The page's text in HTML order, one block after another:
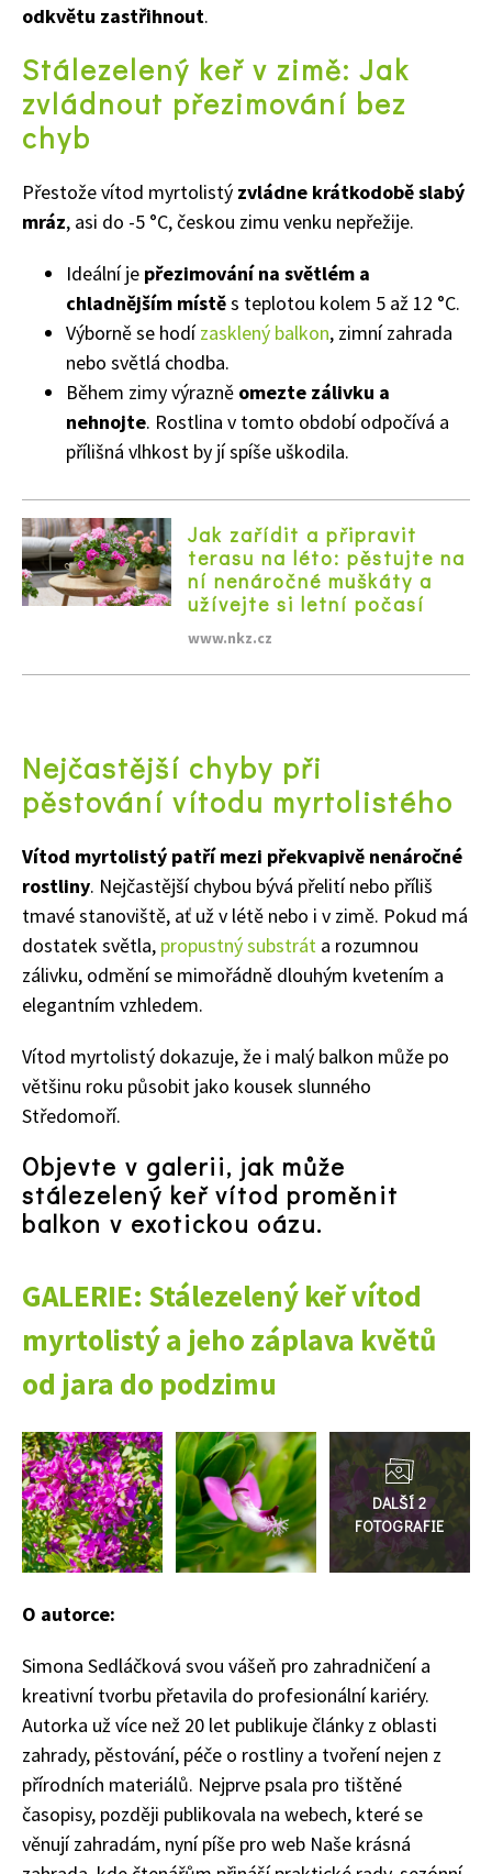
Objednat >
Naše krásná zahrada Speciál
Objednat >
odkvětu zastřihnout.
Stálezelený keř v zimě: Jak
zvládnout přezimování bez
chyb
Přestože vítod myrtolistý zvládne krátkodobě slabý
mráz, asi do -5 °C, českou zimu venku nepřežije.
Ideální je přezimování na světlém a
chladnějším místěs teplotou kolem 5 až 12 °C.
Výborně se hodízasklený balkon, zimní zahrada
nebo světlá chodba.
Během zimy výrazně omezte zálivku a
nehnojte. Rostlina v tomto období odpočívá a
přílišná vlhkost by jí spíše uškodila.
Jak zařídit a připravit
terasu na léto: pěstujte na
ní nenáročné muškáty a
užívejte si letní počasí
www.nkz.cz
Nejčastější chyby při
pěstování vítodu myrtolistého
Vítod myrtolistý patří mezi překvapivě nenáročné
rostliny. Nejčastější chybou bývá přelití nebo příliš
tmavé stanoviště, ať už v létě nebo i v zimě. Pokud má
dostatek světla, propustný substrát a rozumnou
zálivku, odmění se mimořádně dlouhým kvetením a
elegantním vzhledem.
Vítod myrtolistý dokazuje, že i malý balkon může po
většinu roku působit jako kousek slunného
Středomoří.
Objevte v galerii, jak může
stálezelený keř vítod proměnit
balkon v exotickou oázu.
GALERIE: Stálezelený keř vítod
myrtolistý a jeho záplava květů
od jara do podzimu
Přejít
do
galerie
O autorce:
Simona Sedláčková svou vášeň pro zahradničení a
kreativní tvorbu přetavila do profesionální kariéry.
Autorka už více než 20 let publikuje články z oblasti
zahrady, pěstování, péče o rostliny a tvoření nejen z
přírodních materiálů. Nejprve psala pro tištěné
časopisy, později publikovala na webech, které se
věnují zahradám, nyní píše pro web Naše krásná